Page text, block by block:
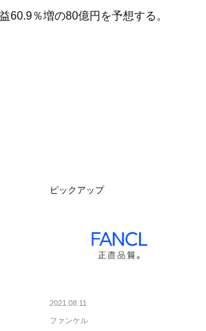
60.9％増の80億円を予想する。
ピックアップ
2021.08.11
ファンケル